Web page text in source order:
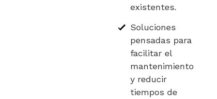
existentes.
Soluciones
pensadas para
facilitar el
mantenimiento
y reducir
tiempos de